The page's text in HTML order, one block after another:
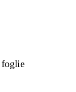
foglie